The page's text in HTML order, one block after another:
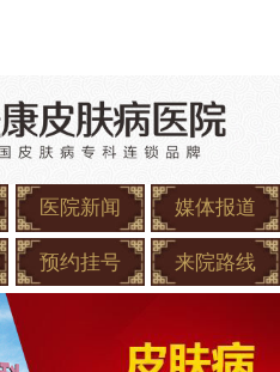
医院新闻 媒体报道
预约挂号 来院路线